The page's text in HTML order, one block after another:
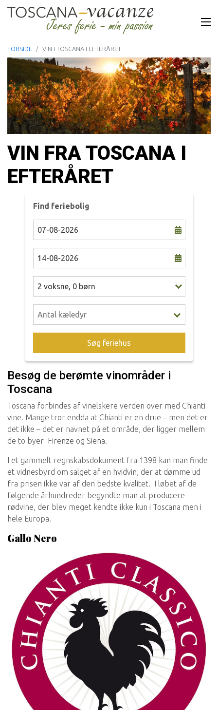
FORSIDE VIN I TOSCANA I EFTERÅRET
VIN FRA TOSCANA I
EFTERÅRET
Find feriebolig
2 voksne, 0 børn
Søg feriehus
Besøg de berømte vinområder i
Toscana
Toscana forbindes af vinelskere verden over med Chianti
vine. Mange tror endda at Chianti er en drue – men det er
det ikke – det er navnet på et område, der ligger mellem
de to byer Firenze og Siena.
I et gammelt regnskabsdokument fra 1398 kan man finde
et vidnesbyrd om salget af en hvidvin, der at dømme ud
fra prisen ikke var af den bedste kvalitet. I løbet af de
følgende århundreder begyndte man at producere
rødvine, der blev meget kendte ikke kun i Toscana men i
hele Europa.
Gallo Nero